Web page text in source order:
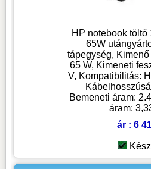
HP notebook töltő
65W
tápegység,
65 W, Kimeneti
V, Kompatibilitás:
Bemeneti áram:
áram:
ár : 6